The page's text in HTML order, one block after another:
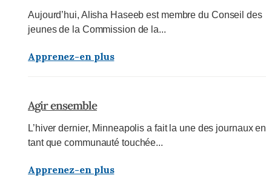
Aujourd’hui, Alisha Haseeb est membre du Conseil des
jeunes de la Commission de la...
Apprenez-en plus
Agir ensemble
L’hiver dernier, Minneapolis a fait la une des journaux en
tant que communauté touchée...
Apprenez-en plus